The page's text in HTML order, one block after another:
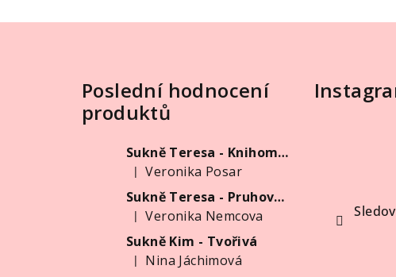
Poslední hodnocení
produktů
Sukně Teresa - Knihomolka
Hodnocení produktu je 5 z 5 hvězdiček.
|
Veronika Posar
Sukně Teresa - Pruhovaná
Hodnocení produktu je 5 z 5 hvězdiček.
|
Veronika Nemcova
Sukně Kim - Tvořivá
Hodnocení produktu je 5 z 5 hvězdiček.
| Nina Jáchimová